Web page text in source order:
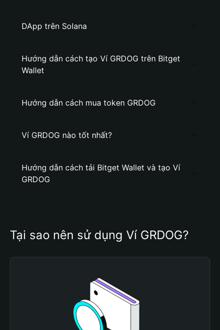
DApp trên Solana
Hướng dẫn cách tạo Ví GRDOG trên Bitget
Wallet
Hướng dẫn cách mua token GRDOG
Ví GRDOG nào tốt nhất?
Hướng dẫn cách tải Bitget Wallet và tạo Ví
GRDOG
Tại sao nên sử dụng Ví GRDOG?